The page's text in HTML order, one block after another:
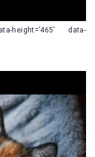
height=’465′ data-